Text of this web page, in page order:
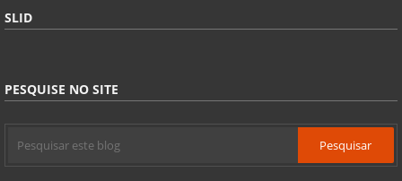
SLID
PESQUISE NO SITE